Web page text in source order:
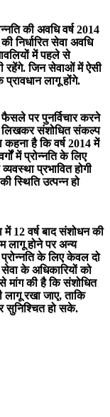
की अवधि वर्ष 2014
निर्धारित सेवा अवधि
में पहले से
रहेंगे. जिन सेवाओं में ऐसी
लागू होंगे.
पर पुनर्विचार करने
लिखकर संशोधित संकल्प
है कि वर्ष 2014 में
में प्रोन्नति के लिए
प्रभावित होगी
स्थिति उत्पन्न हो
12 वर्ष बाद संशोधन की
लागू होने पर अन्य
के लिए केवल दो
सेवा के अधिकारियों को
मांग की है कि संशोधित
लागू रखा जाए, ताकि
सुनिश्चित हो सके.